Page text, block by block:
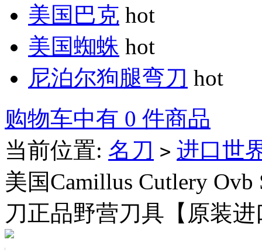
美国巴克 hot
美国蜘蛛 hot
尼泊尔狗腿弯刀 hot
购物车中有 0 件商品
当前位置: 名刀 > 进口世
美国Camillus Cutlery
刀正品野营刀具【原装进